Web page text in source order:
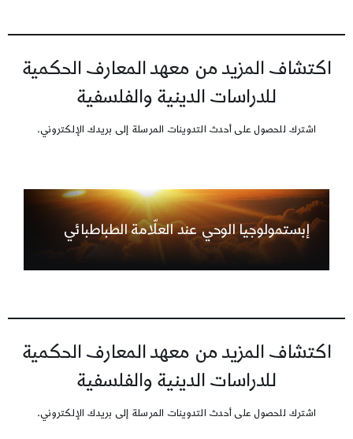
اكتشاف المزيد من معهد المعارف الحكمية
للدراسات الدينية والفلسفية
اشترك للحصول على أحدث التدوينات المرسلة إلى بريدك الإلكتروني.
إبستمولوجيا الوحي عند العلّامة الطباطبائي
اكتشاف المزيد من معهد المعارف الحكمية
للدراسات الدينية والفلسفية
اشترك للحصول على أحدث التدوينات المرسلة إلى بريدك الإلكتروني.